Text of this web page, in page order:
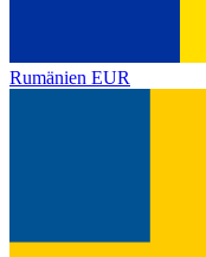
Rumänien EUR